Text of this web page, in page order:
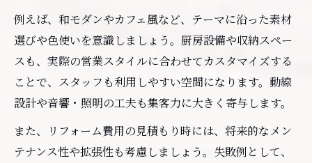
飲食店リフォームでコストダウンを実現す
る方法
既存設備を活かすリフォームのアイデア集
予算内で魅力的な店舗を作るリフォーム術
無駄な費用を減らすためのリフォームポイ
ント
安心して依頼できるリフォームの進め方ガイド
例えば、和モダンやカフェ風など、テーマに沿った素材
選びや色使いを意識しましょう。厨房設備や収納スペー
スも、実際の営業スタイルに合わせてカスタマイズする
ことで、スタッフも利用しやすい空間になります。動線
設計や音響・照明の工夫も集客力に大きく寄与します。
また、リフォーム費用の見積もり時には、将来的なメン
テナンス性や拡張性も考慮しましょう。失敗例として、